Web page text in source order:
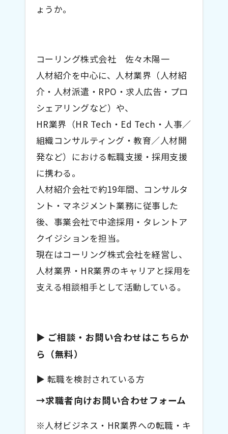
ょうか。
コーリング株式会社 佐々木陽一
人材紹介を中心に、人材業界（人材紹
介・人材派遣・RPO・求人広告・プロ
シェアリングなど）や、
HR業界（HR Tech・Ed Tech・人事／
組織コンサルティング・教育／人材開
発など）における転職支援・採用支援
に携わる。
人材紹介会社で約19年間、コンサルタ
ント・マネジメント業務に従事した
後、事業会社で中途採用・タレントア
クイジションを担当。
現在はコーリング株式会社を経営し、
人材業界・HR業界のキャリアと採用を
支える相談相手として活動している。
▶ ご相談・お問い合わせはこちらか
ら（無料）
▶ 転職を検討されている方
→求職者向けお問い合わせフォーム
※人材ビジネス・HR業界への転職・キ